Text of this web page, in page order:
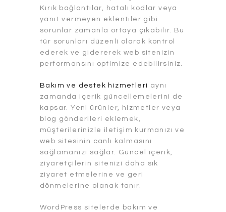
Kırık bağlantılar, hatalı kodlar veya
yanıt vermeyen eklentiler gibi
sorunlar zamanla ortaya çıkabilir. Bu
tür sorunları düzenli olarak kontrol
ederek ve gidererek web sitenizin
performansını optimize edebilirsiniz.
Bakım ve destek hizmetleri aynı
zamanda içerik güncellemelerini de
kapsar. Yeni ürünler, hizmetler veya
blog gönderileri eklemek,
müşterilerinizle iletişim kurmanızı ve
web sitesinin canlı kalmasını
sağlamanızı sağlar. Güncel içerik,
ziyaretçilerin sitenizi daha sık
ziyaret etmelerine ve geri
dönmelerine olanak tanır.
WordPress sitelerde bakım ve